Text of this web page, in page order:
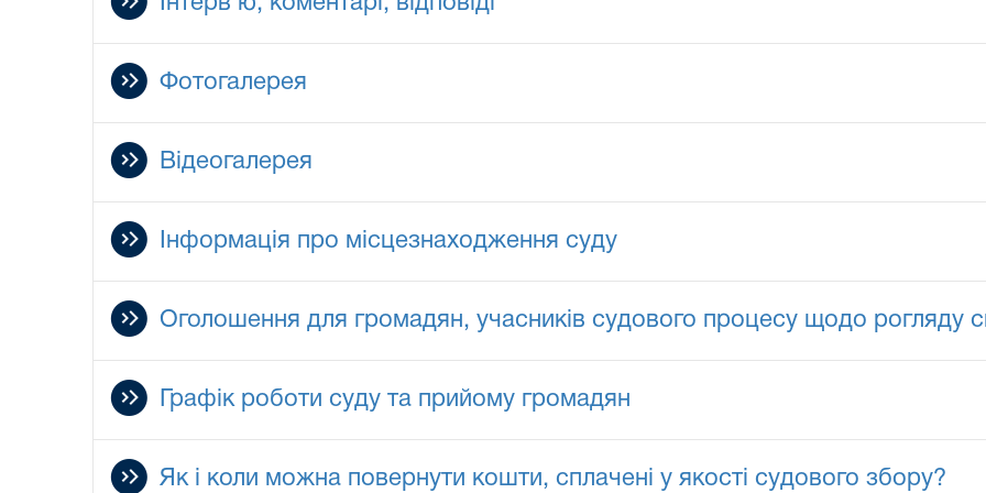
Фотогалерея
Відеогалерея
Інформація про місцезнаходження суду
Оголошення для громадян, учасників судового процесу щодо рогляду
Графік роботи суду та прийому громадян
Як і коли можна повернути кошти, сплачені у якості судового збору?